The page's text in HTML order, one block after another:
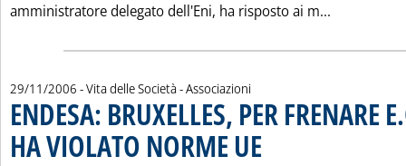
amministratore delegato dell'Eni, ha risposto ai m...
29/11/2006 - Vita delle Società - Associazioni
ENDESA: BRUXELLES, PER FRENARE
HA VIOLATO NORME UE